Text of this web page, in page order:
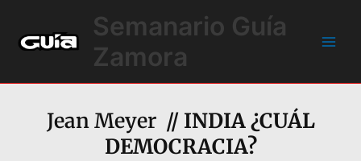
contenido
Semanario Guía
Zamora
Jean Meyer// INDIA ¿CUÁL
DEMOCRACIA?